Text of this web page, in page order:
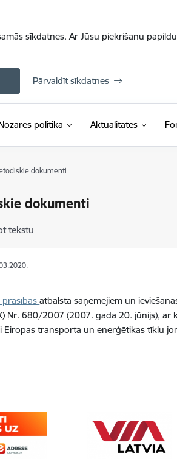
sīkdatnes. Ar Jūsu piekrišanu
Pārvaldīt sīkdatnes
politika Aktualitātes
dokumenti
dokumenti
tekstu
prasībasatbalsta saņēmējiem un
Nr. 680/2007 (2007. gada 20. jūnijs),
Eiropas transporta un enerģētikas tīklu